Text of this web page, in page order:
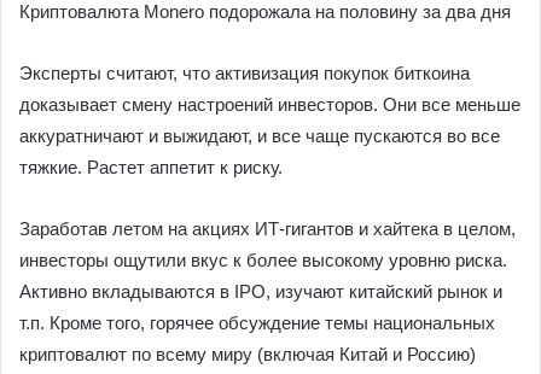
Криптовалюта Monero подорожала на половину за два дня
Эксперты считают, что активизация покупок биткоина
доказывает смену настроений инвесторов. Они все меньше
аккуратничают и выжидают, и все чаще пускаются во все
тяжкие. Растет аппетит к риску.
Заработав летом на акциях ИТ-гигантов и хайтека в целом,
инвесторы ощутили вкус к более высокому уровню риска.
Активно вкладываются в IPO, изучают китайский рынок и
т.п. Кроме того, горячее обсуждение темы национальных
криптовалют по всему миру (включая Китай и Россию)